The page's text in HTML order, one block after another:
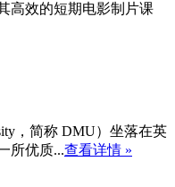
高效的短期电影制片课
，简称 DMU）坐落在英
所优质...查看详情 »